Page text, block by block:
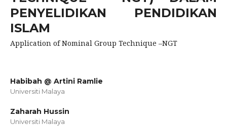
PENYELIDIKAN PENDIDIKAN
ISLAM
Application of Nominal Group Technique –NGT
Habibah @ Artini Ramlie
Universiti Malaya
Zaharah Hussin
Universiti Malaya